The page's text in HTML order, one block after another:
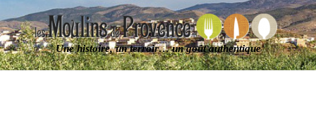
Une histoire, un terroir… un goût authentique